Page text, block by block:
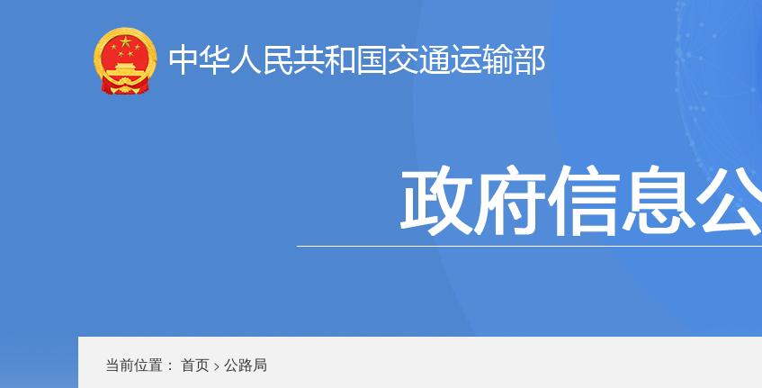
当前位置： 首页 > 公路局